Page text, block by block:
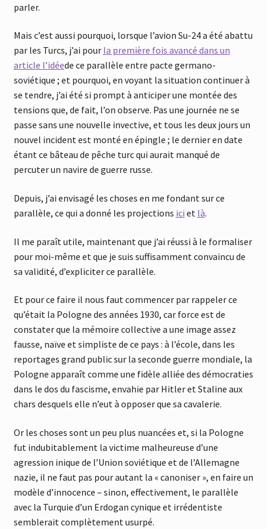
parler.
Mais c’est aussi pourquoi, lorsque l’avion Su-24 a été abattu
par les Turcs, j’ai pour la première fois avancé dans un
article l’idéede ce parallèle entre pacte germano-
soviétique ; et pourquoi, en voyant la situation continuer à
se tendre, j’ai été si prompt à anticiper une montée des
tensions que, de fait, l’on observe. Pas une journée ne se
passe sans une nouvelle invective, et tous les deux jours un
nouvel incident est monté en épingle ; le dernier en date
étant ce bâteau de pêche turc qui aurait manqué de
percuter un navire de guerre russe.
Depuis, j’ai envisagé les choses en me fondant sur ce
parallèle, ce qui a donné les projections ici et là.
Il me paraît utile, maintenant que j’ai réussi à le formaliser
pour moi-même et que je suis suffisamment convaincu de
sa validité, d’expliciter ce parallèle.
Et pour ce faire il nous faut commencer par rappeler ce
qu’était la Pologne des années 1930, car force est de
constater que la mémoire collective a une image assez
fausse, naïve et simpliste de ce pays : à l’école, dans les
reportages grand public sur la seconde guerre mondiale, la
Pologne apparaît comme une fidèle alliée des démocraties
dans le dos du fascisme, envahie par Hitler et Staline aux
chars desquels elle n’eut à opposer que sa cavalerie.
Or les choses sont un peu plus nuancées et, si la Pologne
fut indubitablement la victime malheureuse d’une
agression inique de l’Union soviétique et de l’Allemagne
nazie, il ne faut pas pour autant la « canoniser », en faire un
modèle d’innocence – sinon, effectivement, le parallèle
avec la Turquie d’un Erdogan cynique et irrédentiste
semblerait complètement usurpé.